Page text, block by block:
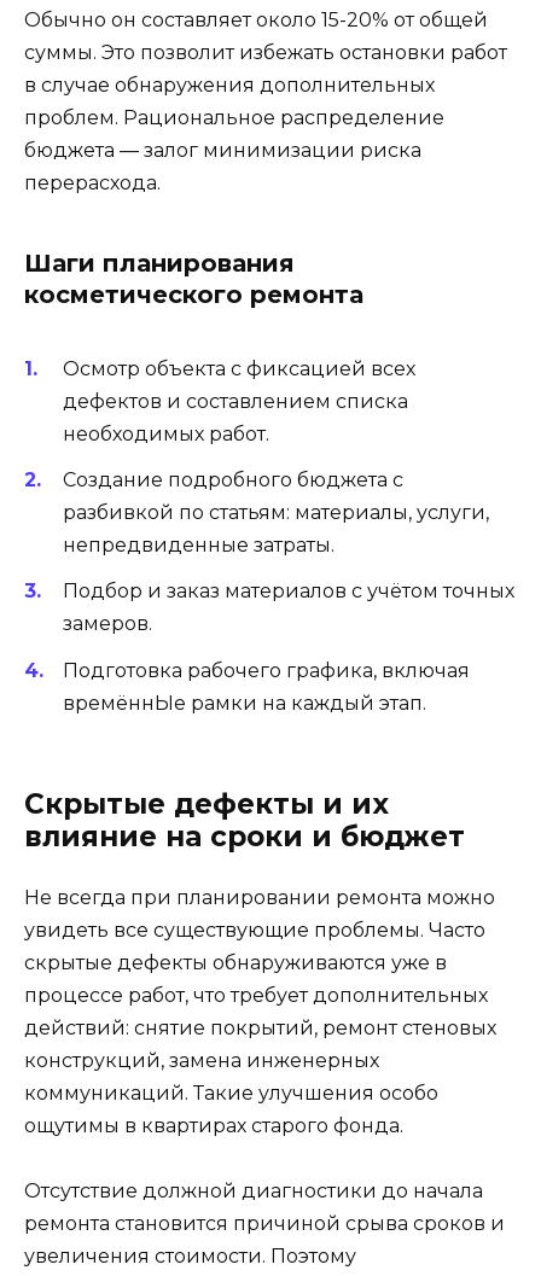
Обычно он составляет около 15-20% от общей
суммы. Это позволит избежать остановки работ
в случае обнаружения дополнительных
проблем. Рациональное распределение
бюджета — залог минимизации риска
перерасхода.
Шаги планирования
косметического ремонта
Осмотр объекта с фиксацией всех
дефектов и составлением списка
необходимых работ.
Создание подробного бюджета с
разбивкой по статьям: материалы, услуги,
непредвиденные затраты.
Подбор и заказ материалов с учётом точных
замеров.
Подготовка рабочего графика, включая
времённЫе рамки на каждый этап.
Скрытые дефекты и их
влияние на сроки и бюджет
Не всегда при планировании ремонта можно
увидеть все существующие проблемы. Часто
скрытые дефекты обнаруживаются уже в
процессе работ, что требует дополнительных
действий: снятие покрытий, ремонт стеновых
конструкций, замена инженерных
коммуникаций. Такие улучшения особо
ощутимы в квартирах старого фонда.
Отсутствие должной диагностики до начала
ремонта становится причиной срыва сроков и
увеличения стоимости. Поэтому